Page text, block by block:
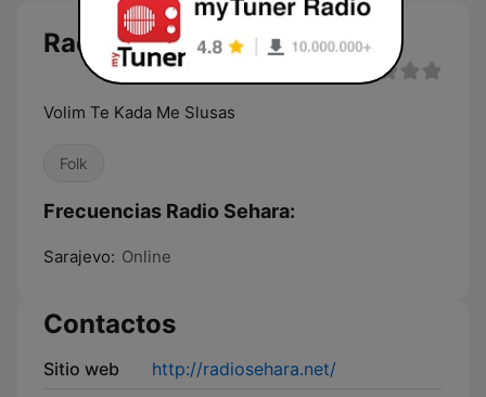
Radio Sehara
Volim Te Kada Me Slusas
Folk
Frecuencias Radio Sehara:
Sarajevo: Online
Contactos
Sitio web
http://radiosehara.net/